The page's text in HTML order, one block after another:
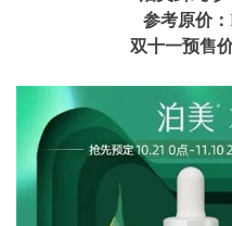
参考原价：
双十一预售价